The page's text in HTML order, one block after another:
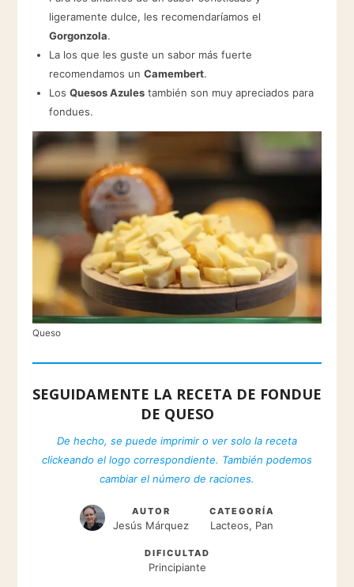
ligeramente dulce, les recomendaríamos el
Gorgonzola.
La los que les guste un sabor más fuerte
recomendamos un Camembert.
Los Quesos Azulestambién son muy apreciados para
fondues.
Queso
SEGUIDAMENTE LA RECETA DE FONDUE
DE QUESO
De hecho, se puede imprimir o ver solo la receta
clickeando el logo correspondiente. También podemos
cambiar el número de raciones.
AUTOR
Jesús Márquez
CATEGORÍA
Lacteos, Pan
DIFICULTAD
Principiante